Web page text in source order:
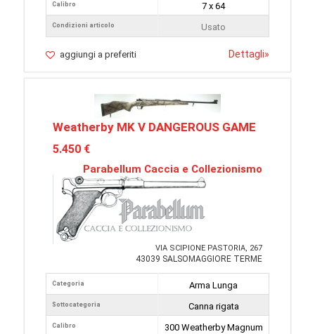
Calibro
Condizioni articolo
7 x 64
Usato
aggiungi a preferiti Dettagli»
Weatherby MK V DANGEROUS GAME
5.450 €
Parabellum Caccia e Collezionismo
VIA SCIPIONE PASTORIA, 267
43039 SALSOMAGGIORE TERME
Categoria
Sottocategoria
Calibro
Arma Lunga
Canna rigata
300 Weatherby Magnum